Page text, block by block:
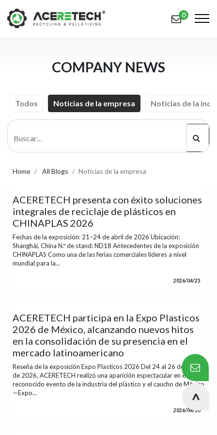
Soluciones
Apoyo
Sobre nosotros
русский язык Español
0
COMPANY NEWS
Todos Noticias de la empresa Noticias de la
Home All Blogs Noticias de la empresa
ACERETECH presenta con éxito soluciones
integrales de reciclaje de plásticos en
CHINAPLAS 2026
Fechas de la exposición: 21–24 de abril de 2026 Ubicación:
Shanghái, China N.º de stand: ND18 Antecedentes de la exposición
CHINAPLAS Como una de las ferias comerciales líderes a nivel
mundial para la...
2026/04/25
ACERETECH participa en la Expo Plasticos
2026 de México, alcanzando nuevos hitos
en la consolidación de su presencia en el
mercado latinoamericano
Reseña de la exposición Expo Plasticos 2026 Del 24 al 26 de marzo
de 2026, ACERETECH realizó una aparición espectacular en el
reconocido evento de la industria del plástico y el caucho de México
—Expo...
2026/04/10